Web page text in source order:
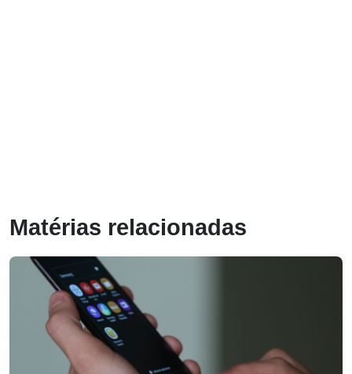
Matérias relacionadas